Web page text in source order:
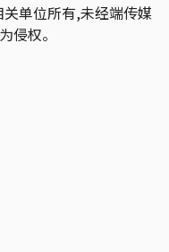
关单位所有,未经端传媒
侵权。